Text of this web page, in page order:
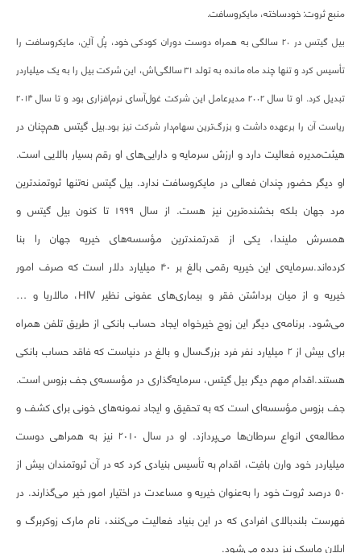
منبع ثروت: خودساخته، مایکروسافت.
بیل گیتس در ۲۰ سالگی به همراه دوست دوران کودکی خود، پُل آلِن، مایکروسافت را
تأسیس کرد و تنها چند ماه مانده به تولد ۳۱ سالگی‌اش، این شرکت بیل را به یک میلیاردر
تبدیل کرد. او تا سال ۲۰۰۲ مدیرعامل این شرکت غول‌آسای نرم‌افزاری بود و تا سال ۲۰۱۴
ریاست آن را برعهده داشت و بزرگ‌ترین سهام‌دار شرکت نیز بود.بیل گیتس هم‌چنان در
هیئت‌مدیره فعالیت دارد و ارزش سرمایه و دارایی‌های او رقم بسیار بالایی است.
او دیگر حضور چندان فعالی در مایکروسافت ندارد. بیل گیتس نه‌تنها ثروتمندترین
مرد جهان بلکه بخشنده‌ترین نیز هست. از سال ۱۹۹۹ تا کنون بیل گیتس و
همسرش ملیندا، یکی از قدرتمندترین مؤسسه‌های خیریه جهان را بنا
کرده‌اند.
سرمایه‌ی این خیریه رقمی بالغ بر ۴۰ میلیارد دلار است که صرف امور
خیریه و از میان برداشتن فقر و بیماری‌های عفونی نظیر HIV، مالاریا و …
می‌شود. برنامه‌ی دیگر این زوج خیرخواه ایجاد حساب بانکی از طریق تلفن همراه
برای بیش از ۲ میلیارد نفر فرد بزرگ‌سال و بالغ در دنیاست که فاقد حساب بانکی
هستند.اقدام مهم دیگر بیل گیتس، سرمایه‌گذاری در مؤسسه‌ی جف بزوس است.
جف بزوس مؤسسه‌ای است که به تحقیق و ایجاد نمونه‌های خونی برای کشف و
مطالعه‌ی انواع سرطان‌ها می‌پردازد. او در سال ۲۰۱۰ نیز به همراهی دوست
میلیاردر خود وارن بافِت، اقدام به تأسیس بنیادی کرد که در آن ثروتمندان بیش از
۵۰ درصد ثروت خود را به‌عنوان خیریه و مساعدت در اختیار امور خیر می‌گذارند. در
فهرست بلندبالای افرادی که در این بنیاد فعالیت می‌کنند، نام مارک زوکربرگ و
ایلان ماسک نیز دیده می‌شود.